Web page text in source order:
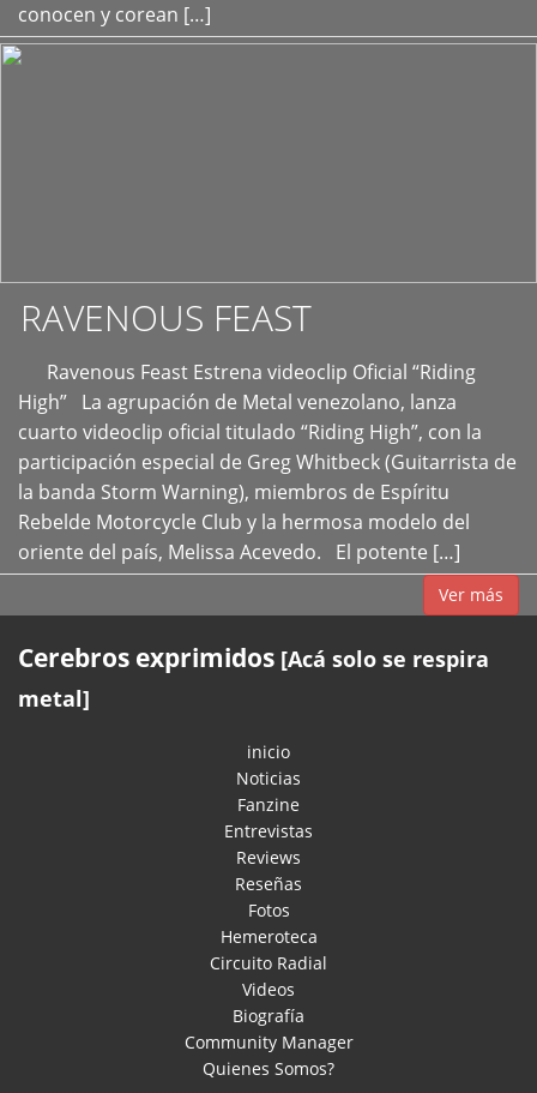
conocen y corean […]
RAVENOUS FEAST
Ravenous Feast Estrena videoclip Oficial “Riding
High” La agrupación de Metal venezolano, lanza
cuarto videoclip oficial titulado “Riding High”, con la
participación especial de Greg Whitbeck (Guitarrista de
la banda Storm Warning), miembros de Espíritu
Rebelde Motorcycle Club y la hermosa modelo del
oriente del país, Melissa Acevedo. El potente […]
Ver más
Cerebros exprimidos [Acá solo se respira
metal]
inicio
Noticias
Fanzine
Entrevistas
Reviews
Reseñas
Fotos
Hemeroteca
Circuito Radial
Videos
Biografía
Community Manager
Quienes Somos?